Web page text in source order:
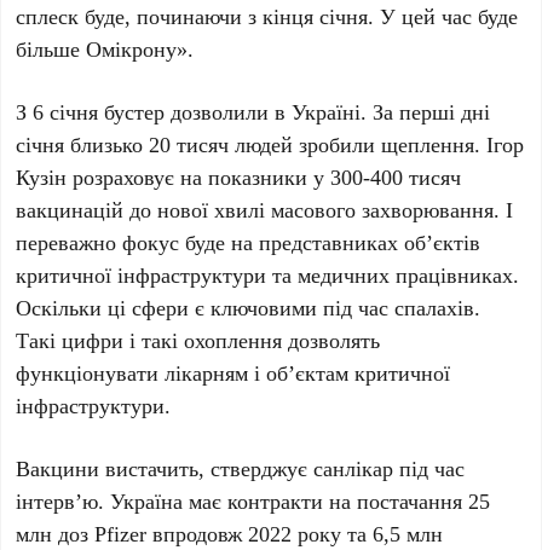
сплеск буде, починаючи з кінця січня. У цей час буде
більше Омікрону».
З 6 січня бустер дозволили в Україні. За перші дні
січня близько 20 тисяч людей зробили щеплення. Ігор
Кузін розраховує на показники у 300-400 тисяч
вакцинацій до нової хвилі масового захворювання. І
переважно фокус буде на представниках об’єктів
критичної інфраструктури та медичних працівниках.
Оскільки ці сфери є ключовими під час спалахів.
Такі цифри і такі охоплення дозволять
функціонувати лікарням і об’єктам критичної
інфраструктури.
Вакцини вистачить, стверджує санлікар під час
інтерв’ю. Україна має контракти на постачання 25
млн доз Pfizer впродовж 2022 року та 6,5 млн